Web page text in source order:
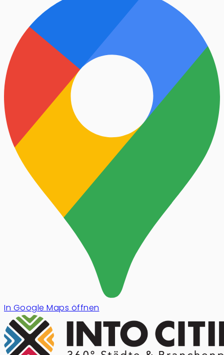
In Google Maps öffnen